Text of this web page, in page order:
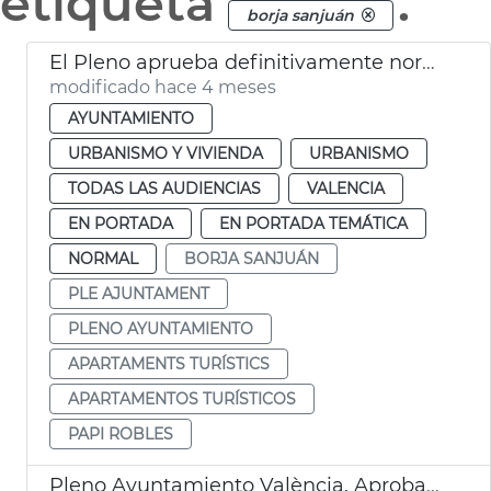
borja sanjuán
El Pleno aprueba definitivamente normativa apartamentos turísticos València
modificado hace 4 meses
AYUNTAMIENTO
URBANISMO Y VIVIENDA
URBANISMO
TODAS LAS AUDIENCIAS
VALENCIA
EN PORTADA
EN PORTADA TEMÁTICA
NORMAL
BORJA SANJUÁN
PLE AJUNTAMENT
PLENO AYUNTAMIENTO
APARTAMENTS TURÍSTICS
APARTAMENTOS TURÍSTICOS
PAPI ROBLES
Pleno Ayuntamiento València. Aprobación provisional presupuestos